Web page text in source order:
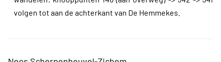
volgen tot aan de achterkant van De Hemmekes.